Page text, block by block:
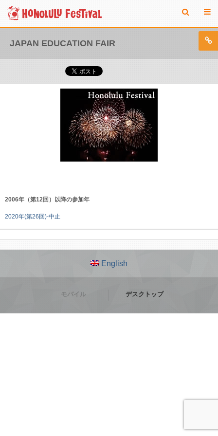
JAPAN EDUCATION FAIR
2006年（第12回）以降の参加年
2020年(第26回)-中止
English
モバイル デスクトップ